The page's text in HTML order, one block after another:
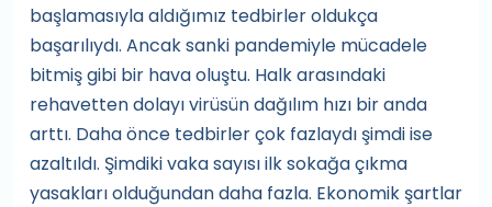
başlamasıyla aldığımız tedbirler oldukça
başarılıydı. Ancak sanki pandemiyle mücadele
bitmiş gibi bir hava oluştu. Halk arasındaki
rehavetten dolayı virüsün dağılım hızı bir anda
arttı. Daha önce tedbirler çok fazlaydı şimdi ise
azaltıldı. Şimdiki vaka sayısı ilk sokağa çıkma
yasakları olduğundan daha fazla. Ekonomik şartlar